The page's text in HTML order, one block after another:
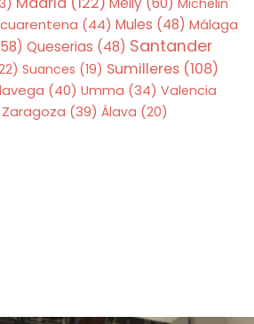
Michelin
(44) Mules (48) Málaga
Queserias (48) Santander
Suances (19) Sumilleres(108)
(40) Umma (34) Valencia
Zaragoza (39) Álava (20)